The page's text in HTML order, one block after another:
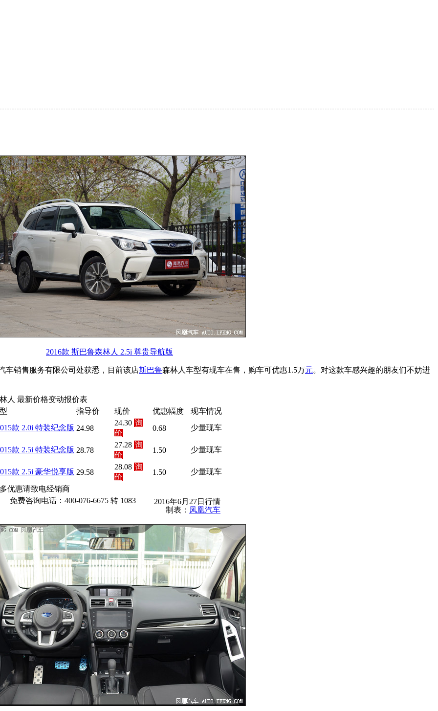
2016款 斯巴鲁森林人 2.5i 尊贵导航版
车销售服务有限公司处获悉，目前该店斯巴鲁森林人车型有现车在售，购车可优惠1.5万元。对这款车感兴趣的朋友们不妨进
人 最新价格变动报价表
指导价 现价 优惠幅度
现车情况
款 2.0i 特装纪念版 24.98
24.30 询
价
0.68 少量现车
款 2.5i 特装纪念版 28.78
27.28 询
价
1.50 少量现车
款 2.5i 豪华悦享版 29.58
28.08 询
价
1.50 少量现车
优惠请致电经销商
免费咨询电话：400-076-6675 转 1083
2016年6月27日行情
制表： 凤凰汽车